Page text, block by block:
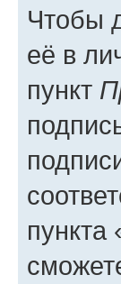
Чтобы
её в
пункт